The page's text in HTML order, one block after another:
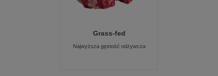
Grass-fed
Najwyższa gęstość odżywcza